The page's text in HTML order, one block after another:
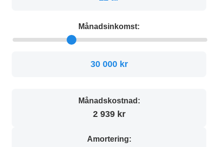
Månadsinkomst:
30 000 kr
Månadskostnad:
2 939 kr
Amortering: